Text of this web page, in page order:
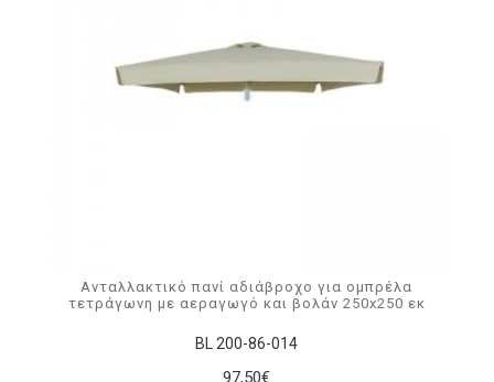
BL 200-86-014
Ανταλλακτικό πανί αδιάβροχο για ομπρέλα
τετράγωνη με αεραγωγό και βολάν 250x250 εκ
97,50€